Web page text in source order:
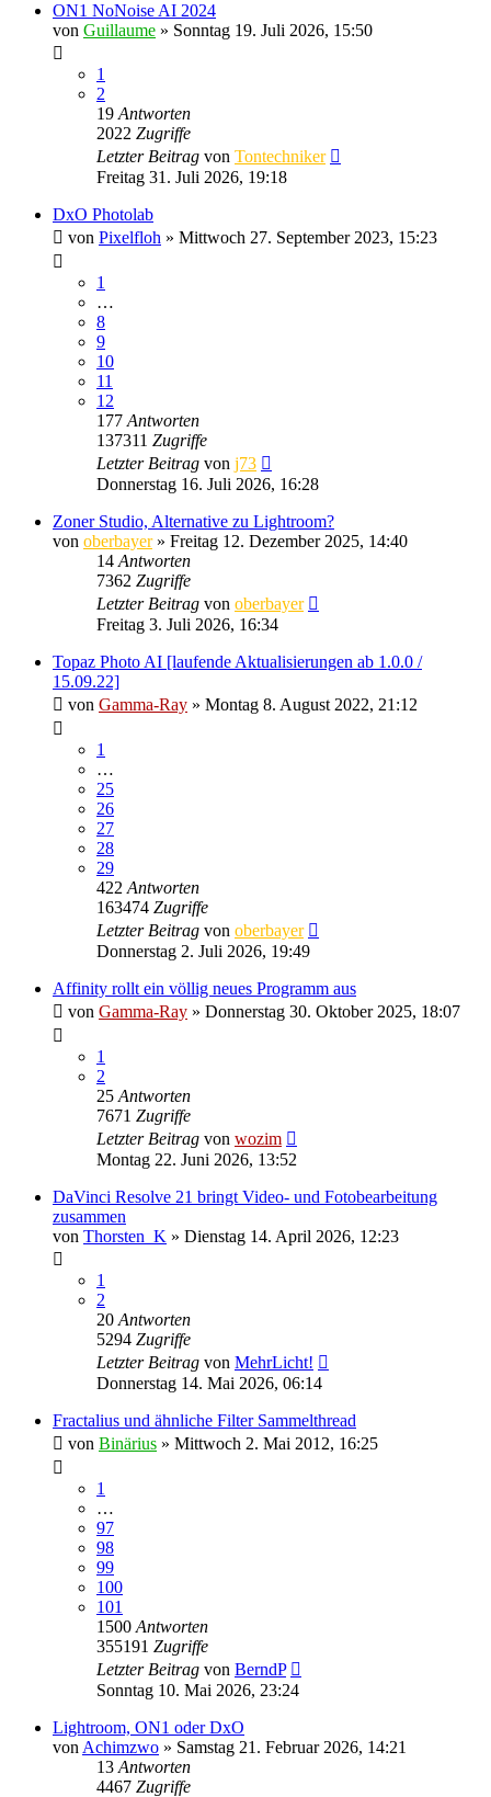
ON1 NoNoise AI 2024
von Guillaume » Sonntag 19. Juli 2026, 15:50
1
2
19 Antworten
2022 Zugriffe
Letzter Beitrag von Tontechniker
Freitag 31. Juli 2026, 19:18
DxO Photolab
von Pixelfloh » Mittwoch 27. September 2023, 15:23
1
…
8
9
10
11
12
177 Antworten
137311 Zugriffe
Letzter Beitrag von j73
Donnerstag 16. Juli 2026, 16:28
Zoner Studio, Alternative zu Lightroom?
von oberbayer» Freitag 12. Dezember 2025, 14:40
14 Antworten
7362 Zugriffe
Letzter Beitrag von oberbayer
Freitag 3. Juli 2026, 16:34
Topaz Photo AI [laufende Aktualisierungen ab 1.0.0 /
15.09.22]
von Gamma-Ray » Montag 8. August 2022, 21:12
1
…
25
26
27
28
29
422 Antworten
163474 Zugriffe
Letzter Beitrag von oberbayer
Donnerstag 2. Juli 2026, 19:49
Affinity rollt ein völlig neues Programm aus
von Gamma-Ray » Donnerstag 30. Oktober 2025, 18:07
1
2
25 Antworten
7671 Zugriffe
Letzter Beitrag von wozim
Montag 22. Juni 2026, 13:52
DaVinci Resolve 21 bringt Video- und Fotobearbeitung
zusammen
von Thorsten_K » Dienstag 14. April 2026, 12:23
1
2
20 Antworten
5294 Zugriffe
Letzter Beitrag von MehrLicht!
Donnerstag 14. Mai 2026, 06:14
Fractalius und ähnliche Filter Sammelthread
von Binärius » Mittwoch 2. Mai 2012, 16:25
1
…
97
98
99
100
101
1500 Antworten
355191 Zugriffe
Letzter Beitrag von BerndP
Sonntag 10. Mai 2026, 23:24
Lightroom, ON1 oder DxO
von Achimzwo » Samstag 21. Februar 2026, 14:21
13 Antworten
4467 Zugriffe